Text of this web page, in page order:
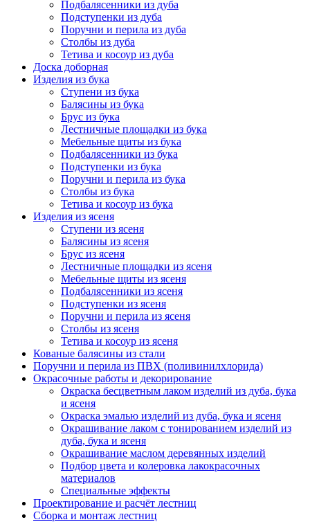
Подбалясенники из дуба
Подступенки из дуба
Поручни и перила из дуба
Столбы из дуба
Тетива и косоур из дуба
Доска доборная
Изделия из бука
Ступени из бука
Балясины из бука
Брус из бука
Лестничные площадки из бука
Мебельные щиты из бука
Подбалясенники из бука
Подступенки из бука
Поручни и перила из бука
Столбы из бука
Тетива и косоур из бука
Изделия из ясеня
Ступени из ясеня
Балясины из ясеня
Брус из ясеня
Лестничные площадки из ясеня
Мебельные щиты из ясеня
Подбалясенники из ясеня
Подступенки из ясеня
Поручни и перила из ясеня
Столбы из ясеня
Тетива и косоур из ясеня
Кованые балясины из стали
Поручни и перила из ПВХ (поливинилхлорида)
Окрасочные работы и декорирование
Окраска бесцветным лаком изделий из дуба, бука
и ясеня
Окраска эмалью изделий из дуба, бука и ясеня
Окрашивание лаком с тонированием изделий из
дуба, бука и ясеня
Окрашивание маслом деревянных изделий
Подбор цвета и колеровка лакокрасочных
материалов
Специальные эффекты
Проектирование и расчёт лестниц
Сборка и монтаж лестниц